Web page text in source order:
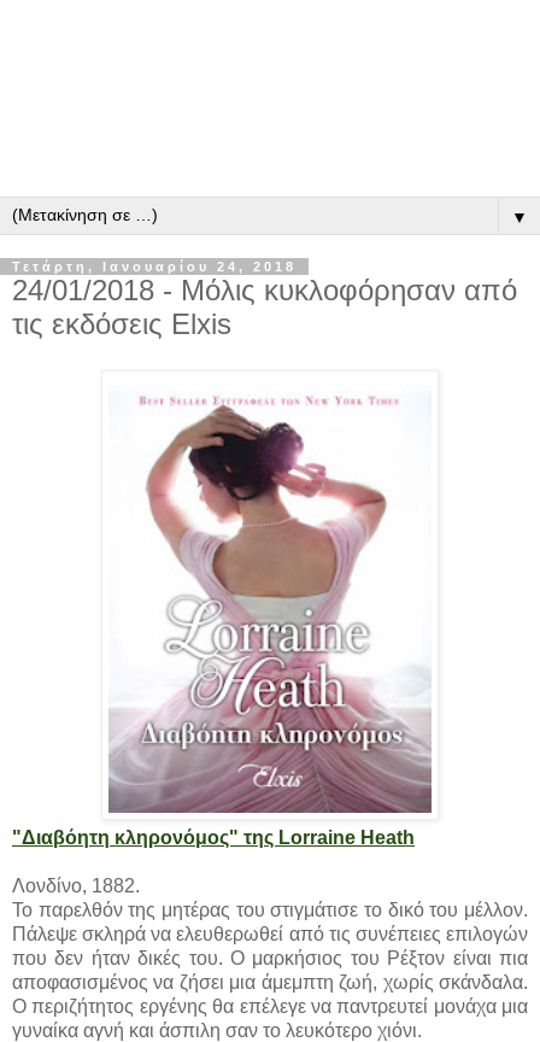
▼
Τετάρτη, Ιανουαρίου 24, 2018
24/01/2018 - Μόλις κυκλοφόρησαν από
τις εκδόσεις Elxis
"Διαβόητη κληρονόμος" της Lorraine Heath
Λονδίνο, 1882.
Το παρελθόν της μητέρας του στιγμάτισε το δικό του μέλλον.
Πάλεψε σκληρά να ελευθερωθεί από τις συνέπειες επιλογών
που δεν ήταν δικές του. Ο μαρκήσιος του Ρέξτον είναι πια
αποφασισμένος να ζήσει μια άμεμπτη ζωή, χωρίς σκάνδαλα.
Ο περιζήτητος εργένης θα επέλεγε να παντρευτεί μονάχα μια
γυναίκα αγνή και άσπιλη σαν το λευκότερο χιόνι.